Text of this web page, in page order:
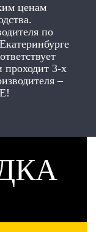
ценам
по
проходит 3-х
–